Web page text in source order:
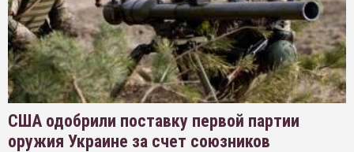
США одобрили поставку первой партии
оружия Украине за счет союзников